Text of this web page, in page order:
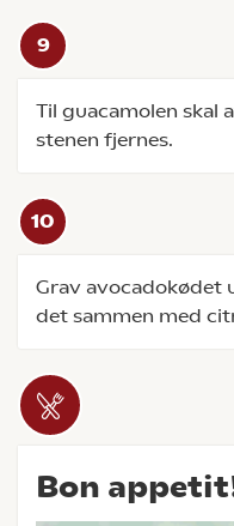
Til guacamolen skal
stenen fjernes.
Grav avocadokødet
det sammen med
Bon